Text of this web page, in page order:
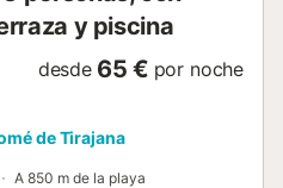
y piscina
desde 65 € por noche
de Tirajana
A 850 m de la playa